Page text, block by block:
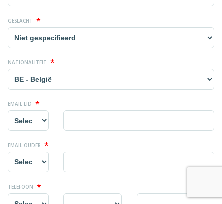
GESLACHT *
NATIONALITEIT *
EMAIL LID *
EMAIL OUDER *
TELEFOON *